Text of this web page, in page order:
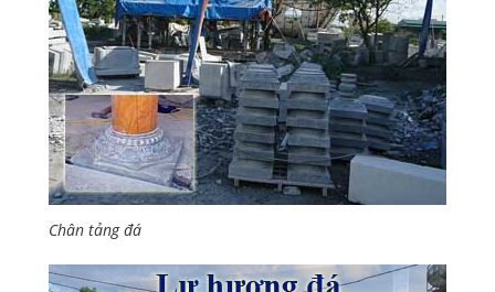
Chân tảng đá